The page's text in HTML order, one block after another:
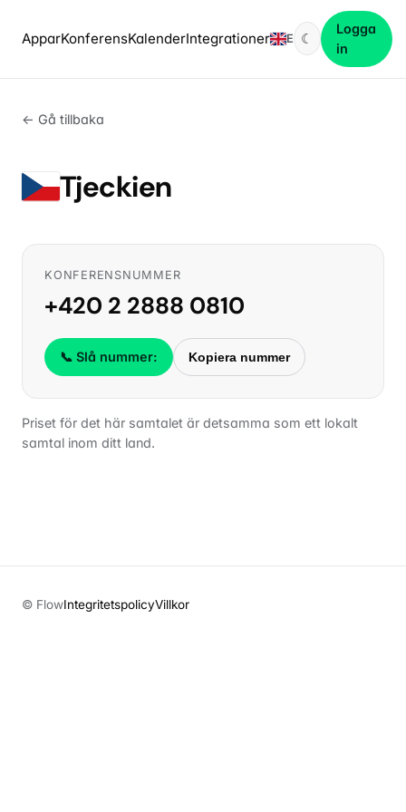
ApparKonferensKalenderIntegrationer EN☾
Logga
in
← Gå tillbaka
Tjeckien
KONFERENSNUMMER
+420 2 2888 0810
📞 Slå nummer: Kopiera nummer
Priset för det här samtalet är detsamma som ett lokalt
samtal inom ditt land.
© FlowIntegritetspolicyVillkor